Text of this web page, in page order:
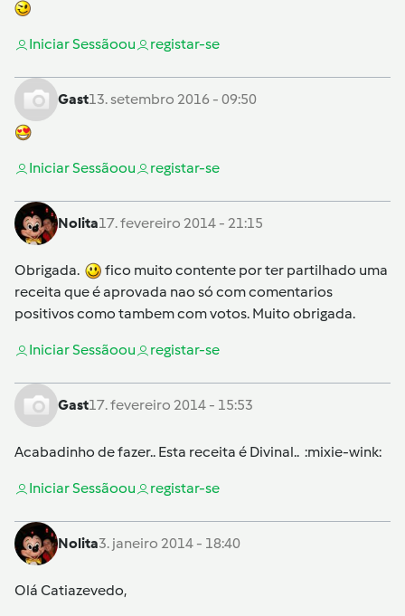
Iniciar Sessãoou registar-se
Gast13. setembro 2016 - 09:50
Iniciar Sessãoou registar-se
Nolita17. fevereiro 2014 - 21:15
Obrigada.
fico muito contente por ter partilhado uma
receita que é aprovada nao só com comentarios
positivos como tambem com votos. Muito obrigada.
Iniciar Sessãoou registar-se
Gast17. fevereiro 2014 - 15:53
Acabadinho de fazer.. Esta receita é Divinal.. :mixie-wink:
Iniciar Sessãoou registar-se
Nolita3. janeiro 2014 - 18:40
Olá Catiazevedo,